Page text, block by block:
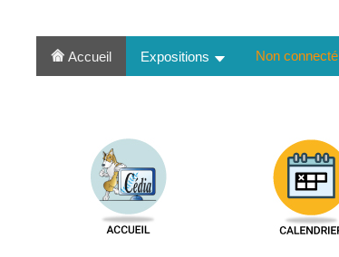
Accueil Expositions Non connecté